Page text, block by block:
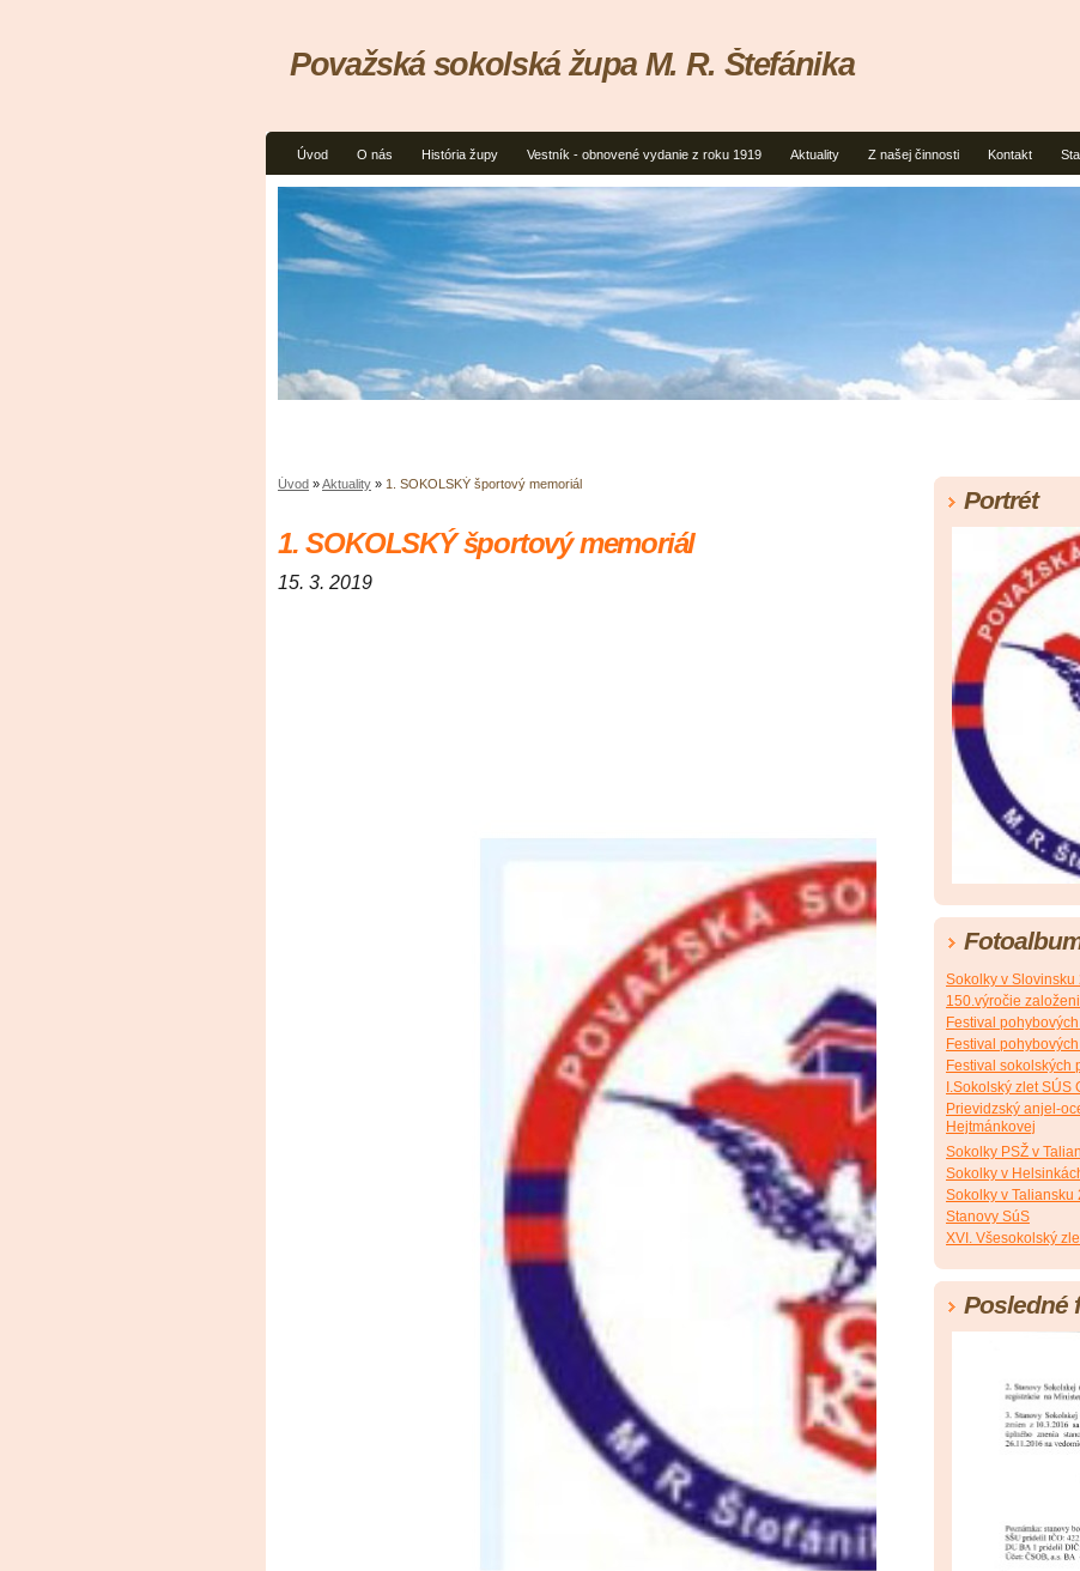
Úvod O nás História župy Vestník - obnovené vydanie z roku 1919 Aktuality Z našej činnosti Kontakt
Považská sokolská župa M. R. Štefánika
Úvod »Aktuality » 1. SOKOLSKÝ športový memoriál
1. SOKOLSKÝ športový memoriál
15. 3. 2019
Portrét
Sokolky v Slovinsku
150.výročie
Festival
Festival
Festival sokolských
I.Sokolský zlet SÚS
Prievidzský anjel-
Hejtmánkovej
Sokolky PSŽ v
Sokolky v
Sokolky v Taliansku
Stanovy SúS
XVI. Všesokolský
Posledné